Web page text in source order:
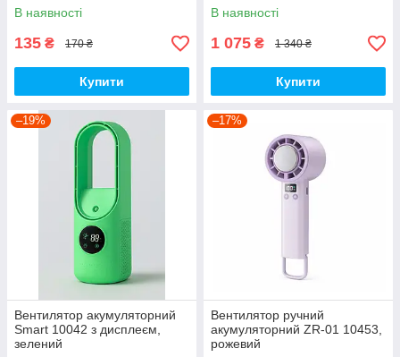
В наявності
135 ₴ 170 ₴
Купити
В наявності
1 075 ₴ 1 340 ₴
Купити
–19%
Вентилятор акумуляторний
Smart 10042 з дисплеєм,
зелений
–17%
Вентилятор ручний
акумуляторний ZR-01 10453,
рожевий